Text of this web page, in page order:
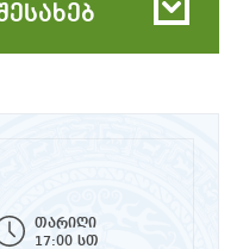
თარიღი
17:00 სთ